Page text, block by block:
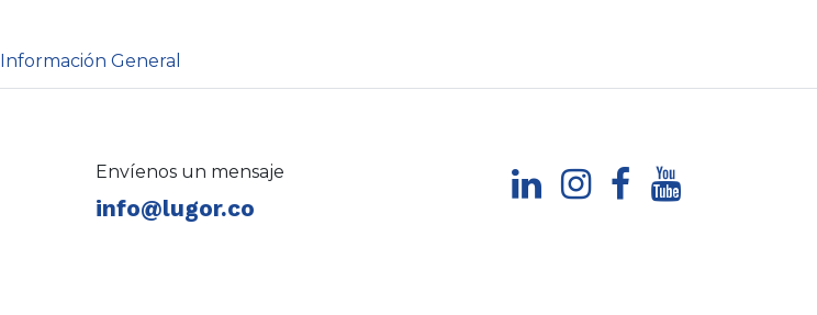
Información General
Envíenos un mensaje
info@lugor.co